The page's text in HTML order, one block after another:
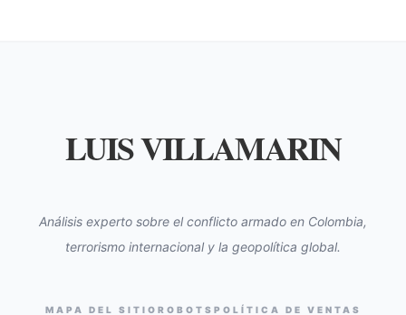
LUIS VILLAMARIN
Análisis experto sobre el conflicto armado en Colombia,
terrorismo internacional y la geopolítica global.
MAPA DEL SITIO ROBOTS POLÍTICA DE VENTAS